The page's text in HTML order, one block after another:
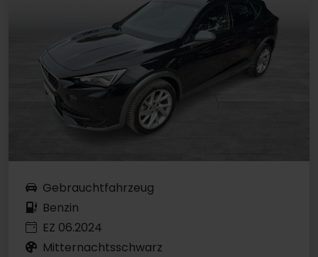
Gebrauchtfahrzeug
Benzin
EZ 06.2024
Mitternachtsschwarz